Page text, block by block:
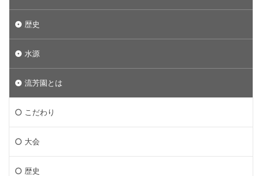
歴史
水源
流芳園とは
こだわり
大会
歴史